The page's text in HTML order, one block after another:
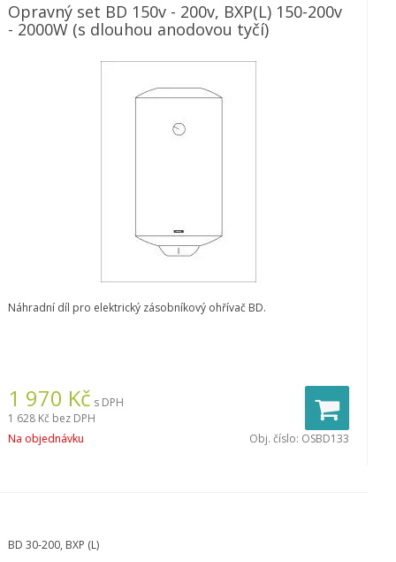
Opravný set BD 150v - 200v, BXP(L) 150-200v
- 2000W (s dlouhou anodovou tyčí)
Náhradní díl pro elektrický zásobníkový ohřívač BD.
1 970 Kč s DPH
1 628 Kč bez DPH
Na objednávku
Obj. číslo: OSBD133
BD 30-200, BXP (L)